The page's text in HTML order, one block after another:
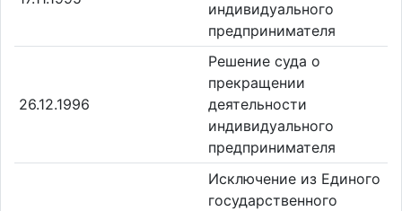
индивидуального
предпринимателя
26.12.1996
Решение суда о
прекращении
деятельности
индивидуального
предпринимателя
Исключение из Единого
государственного